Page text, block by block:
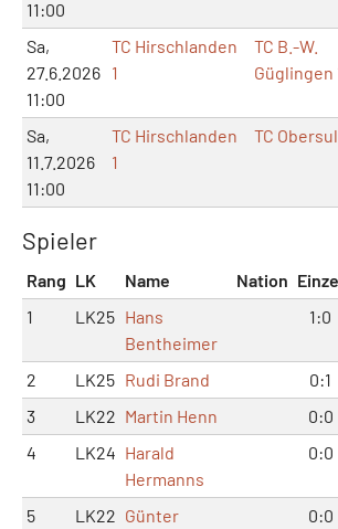
11:00
Sa,
27.6.2026
11:00
TC Hirschlanden
1
TC B.-W.
Güglingen
Sa,
11.7.2026
11:00
TC Hirschlanden
1
TC
Spieler
Rang LK Name Nation
1
LK25 Hans
Bentheimer
1:0
2 LK25 Rudi Brand 0:1
3
LK22 Martin Henn 0:0
4
LK24 Harald
Hermanns
0:0
5 LK22 Günter
0:0